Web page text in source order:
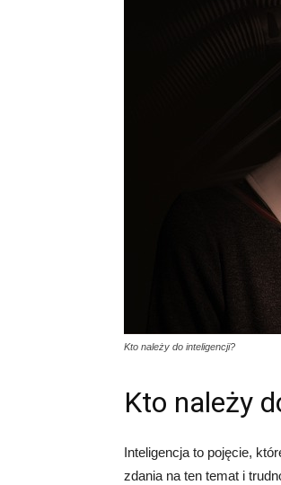
Kto należy do inteligencji?
Kto należy
Inteligencja to pojęcie,
zdania na ten temat i